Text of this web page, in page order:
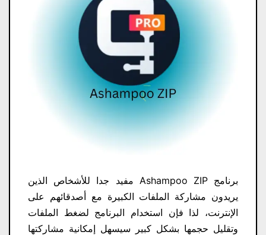
برنامج Ashampoo ZIP مفيد جدا للأشخاص الذين
يريدون مشاركة الملفات الكبيرة مع أصدقائهم على
الإنترنت، لذا فإن استخدام البرنامج لضغط الملفات
وتقليل حجمها بشكل كبير سيسهل إمكانية مشاركتها